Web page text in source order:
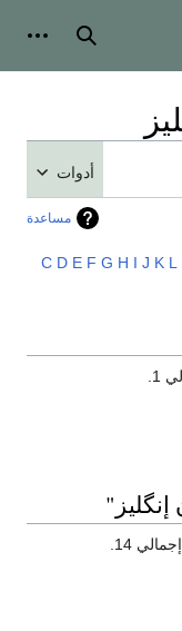
بحث
أدوات
مساعدة
C D E F G H I J K L
1.